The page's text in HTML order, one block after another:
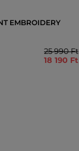
EMBROIDERY
25 990 Ft
18 190 Ft